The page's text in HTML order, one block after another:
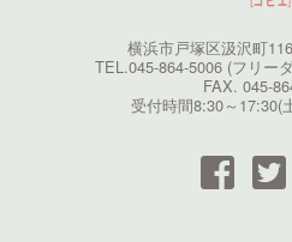
横浜市戸塚区汲沢町
TEL.045-864-5006 (フリー
FAX. 045-
受付時間8:30～17:30(